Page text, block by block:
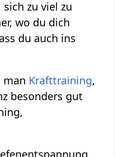
zu viel zu
wo du dich
du auch ins
man Krafttraining,
besonders gut